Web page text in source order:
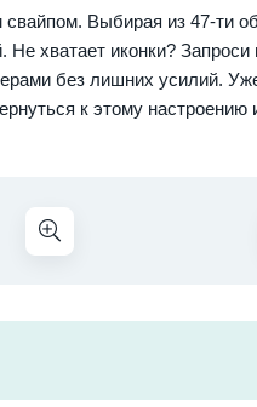
свайпом. Выбирая из 47-ти
Не хватает иконки?
без лишних усилий.
к этому